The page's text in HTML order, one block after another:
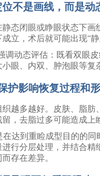
不是画线，而是动
态闭眼或睁眼状态下
立，术后就可能出现“
调动态评估：既看双眼
眼、内双、肿泡眼等复
护影响恢复过程和
越多越好。皮肤、脂
，去脂过多可能造成
在达到重睑成型目的的
行分层处理，并结合
存在差异。